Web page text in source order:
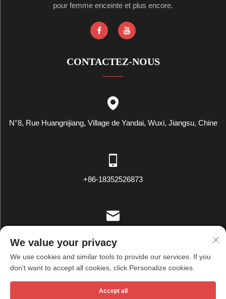
pour femme enceinte et plus encore.
CONTACTEZ-NOUS
N°8, Rue Huangnijiang, Village de Yandai, Wuxi, Jiangsu, Chine
+86-18352526873
Droits d'auteur © Wuxi Tianxiu Textile Co., Ltd. Tous droits réservés -
Politique de confidentialité
We value your privacy
We use cookies and similar tools to provide our services. If you
don't want to accept all cookies, click Personalize cookies.
Accept all